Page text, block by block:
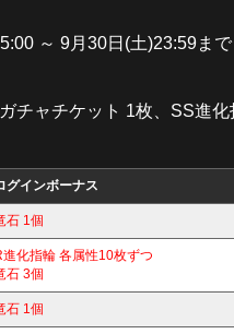
～ 9月30日(土)23:59まで
チャチケット 1枚、SS進
グインボーナス
石 1個
進化指輪 各属性10枚ずつ
石 3個
石 1個